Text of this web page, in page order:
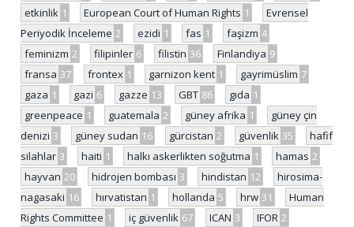
etkinlik 1 European Court of Human Rights 1
Evrensel
Periyodik İnceleme 2 ezidi 1 fas 1 faşizm 4
feminizm 2 filipinler 6 filistin 36 Finlandiya 9
fransa 37 frontex 1 garnizon kent 1 gayrimüslim 7
gaza 1 gazi 6 gazze 13 GBT 86 gıda 1
greenpeace 1 guatemala 2 güney afrika 1
güney çin
denizi 3 güney sudan 16 gürcistan 2 güvenlik 35
hafif
silahlar 3 haiti 1 halkı askerlikten soğutma 1 hamas 2
hayvan 20 hidrojen bombası 3 hindistan 12
hirosima-
nagasaki 16 hırvatistan 1 hollanda 5 hrw 31
Human
Rights Committee 1 iç güvenlik 67 ICAN 3 IFOR 2